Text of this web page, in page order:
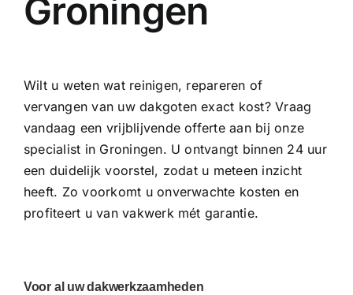
Groningen
Wilt u weten wat reinigen, repareren of
vervangen van uw dakgoten exact kost? Vraag
vandaag een vrijblijvende offerte aan bij onze
specialist in Groningen. U ontvangt binnen 24 uur
een duidelijk voorstel, zodat u meteen inzicht
heeft. Zo voorkomt u onverwachte kosten en
profiteert u van vakwerk mét garantie.
Voor al uw dakwerkzaamheden